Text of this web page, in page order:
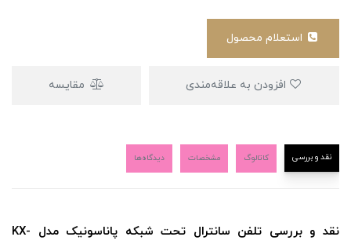
مقایسه
نقد و بررسی کاتالوگ مشخصات دیدگاه‌ها
نقد و بررسی تلفن سانترال تحت شبکه پاناسونیک مدل KX-